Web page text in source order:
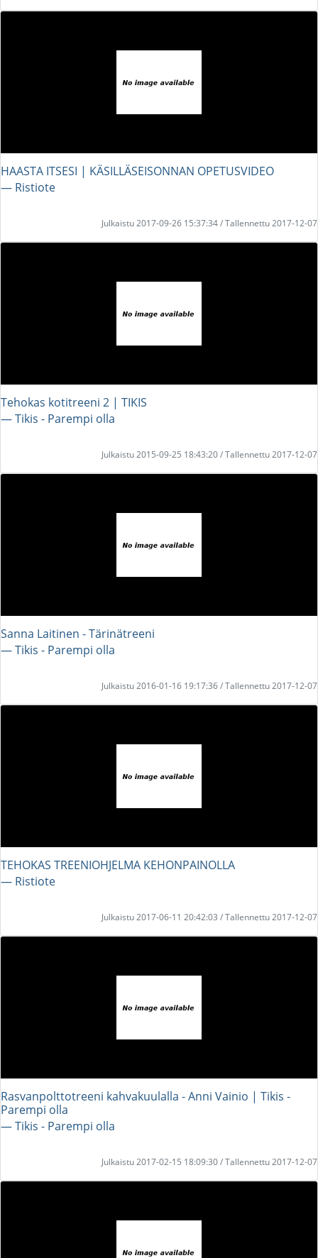
HAASTA ITSESI | KÄSILLÄSEISONNAN OPETUSVIDEO
― Ristiote
Julkaistu 2017-09-26 15:37:34 / Tallennettu 2017-12-07
Tehokas kotitreeni 2 | TIKIS
― Tikis - Parempi olla
Julkaistu 2015-09-25 18:43:20 / Tallennettu 2017-12-07
Sanna Laitinen - Tärinätreeni
― Tikis - Parempi olla
Julkaistu 2016-01-16 19:17:36 / Tallennettu 2017-12-07
TEHOKAS TREENIOHJELMA KEHONPAINOLLA
― Ristiote
Julkaistu 2017-06-11 20:42:03 / Tallennettu 2017-12-07
Rasvanpolttotreeni kahvakuulalla - Anni Vainio | Tikis -
Parempi olla
― Tikis - Parempi olla
Julkaistu 2017-02-15 18:09:30 / Tallennettu 2017-12-07